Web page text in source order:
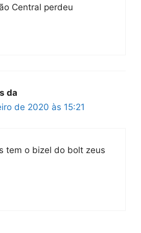
Central perdeu
da
de 2020 às 15:21
tem o bizel do bolt zeus